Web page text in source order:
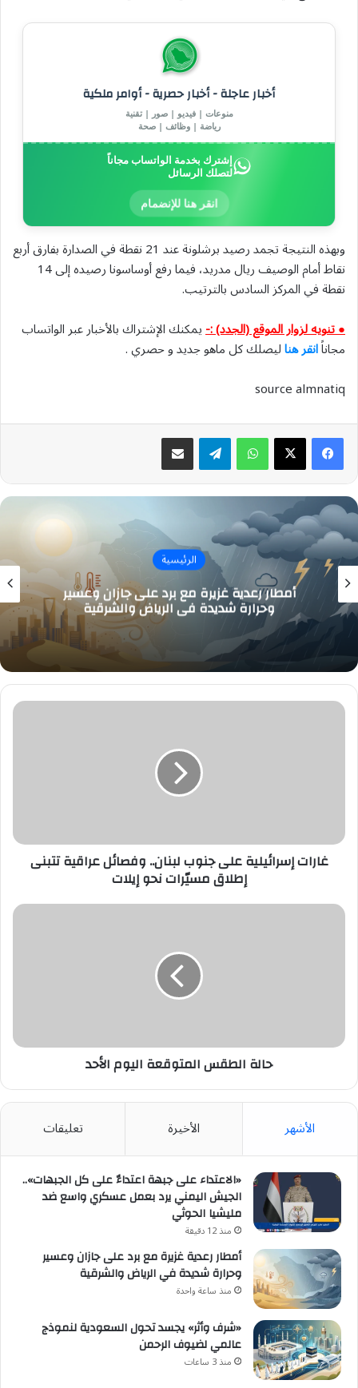
أخبار عاجلة - أخبار حصرية - أوامر ملكية
منوعات | فيديو | صور | تقنية
رياضة | وظائف | صحة
إشترك بخدمة الواتساب مجاناً
لتصلك الرسائل
انقر هنا للإنضمام
وبهذه النتيجة تجمد رصيد برشلونة عند 21 نقطة في الصدارة بفارق أربع
نقاط أمام الوصيف ريال مدريد، فيما رفع أوساسونا رصيده إلى 14
نقطة في المركز السادس بالترتيب.
● تنويه لزوار الموقع (الجدد) :-يمكنك الإشتراك بالأخبار عبر الواتساب
مجاناًانقر هناليصلك كل ماهو جديد و حصري .
source almnatiq
واتسابتيلقرام مشاركة عبر البريد
الرئيسية
أمطار رعدية غزيرة مع برد على جازان وعسير
وحرارة شديدة في الرياض والشرقية
غارات
إطلاق
مسيّرات
غارات إسرائيلية على جنوب لبنان.. وفصائل عراقية تتبنى
إطلاق مسيّرات نحو إيلات
حالة
حالة الطقس المتوقعة اليوم الأحد
الأشهر الأخيرة تعليقات
«الاعتداء على جبهة اعتداءٌ على كل الجبهات»..
الجيش اليمني يرد بعمل عسكري واسع ضد
مليشيا الحوثي
منذ 12 دقيقة
أمطار رعدية غزيرة مع برد على جازان وعسير
وحرارة شديدة في الرياض والشرقية
منذ ساعة واحدة
«شرف وأثر» يجسد تحول السعودية لنموذج
عالمي لضيوف الرحمن
منذ 3 ساعات